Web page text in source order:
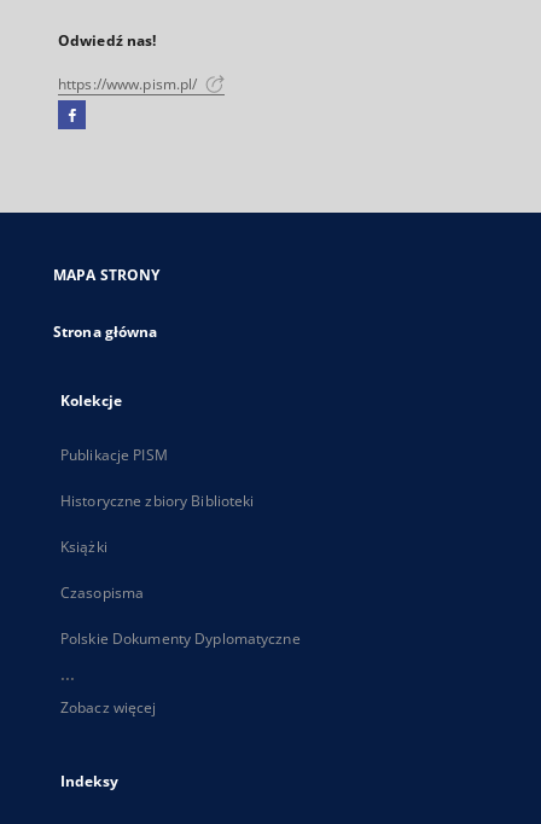
Odwiedź nas!
https://www.pism.pl/
Facebook
się
karcie
MAPA STRONY
Strona główna
Kolekcje
Publikacje PISM
Historyczne zbiory Biblioteki
Książki
Czasopisma
Polskie Dokumenty Dyplomatyczne
...
Zobacz więcej
Indeksy